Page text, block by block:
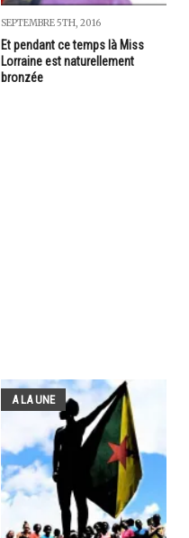
SEPTEMBRE 5TH, 2016
Et pendant ce temps là Miss
Lorraine est naturellement
bronzée
A LA UNE